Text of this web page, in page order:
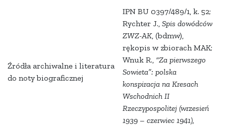
Źródła archiwalne i literatura
do noty biograficznej
IPN BU 0397/489/1, k. 52;
Rychter J., Spis dowódców
ZWZ-AK, (bdmw),
rękopis w zbiorach MAK;
Wnuk R., “Za pierwszego
Sowieta”: polska
konspiracja na Kresach
Wschodnich II
Rzeczypospolitej (wrzesień
1939 – czerwiec 1941),